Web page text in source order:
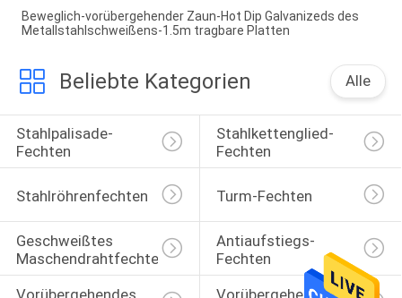
Beweglich-vorübergehender Zaun-Hot Dip Galvanizeds des
Metallstahlschweißens-1.5m tragbare Platten
Beliebte Kategorien Alle
Stahlpalisade-
Fechten
Stahlkettenglied-
Fechten
Stahlröhrenfechten Turm-Fechten
Geschweißtes
Maschendrahtfechten
Antiaufstiegs-
Fechten
Vorübergehendes
Vorübergehendes